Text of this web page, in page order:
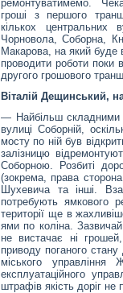
ремонтуватимемо.
гроші з першого
кількох
Чорновола, Соборна,
Макарова, на який буде
проводити роботи поки
другого грошового
Віталій Дещинський,
— Найбільш складними
вулиці Соборній,
мосту по ній був
залізницю
Соборною. Розбиті
(зокрема, права
Шухевича та інші.
потребують ямкового
території ще в
ями по коліна.
не вистачає ні
приводу поганого стану
міського управління
експлуатаційного
штрафів якість доріг